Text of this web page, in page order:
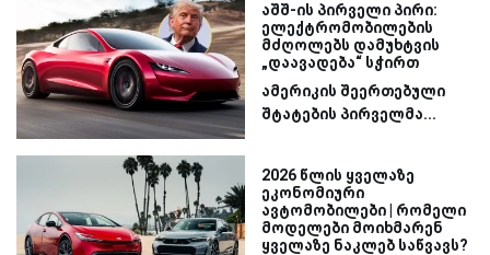
აშშ-ის პირველი პირი:
ელექტრომობილების
მძღოლებს დამუხტვის
„დაავადება“ სჭირთ
ამერიკის შეერთებული
შტატების პირველმა...
2026 წლის ყველაზე
ეკონომიური
ავტომობილები | რომელი
მოდელები მოიხმარენ
ყველაზე ნაკლებ საწვავს?